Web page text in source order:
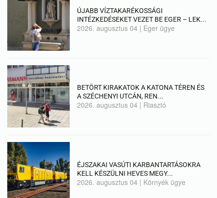
ÚJABB VÍZTAKARÉKOSSÁGI
INTÉZKEDÉSEKET VEZET BE EGER – LEK...
2026. augusztus 04 | Eger ügye
BETÖRT KIRAKATOK A KATONA TÉREN ÉS
A SZÉCHENYI UTCÁN, REN...
2026. augusztus 04 | Riasztó
ÉJSZAKAI VASÚTI KARBANTARTÁSOKRA
KELL KÉSZÜLNI HEVES MEGY...
2026. augusztus 04 | Környék ügye